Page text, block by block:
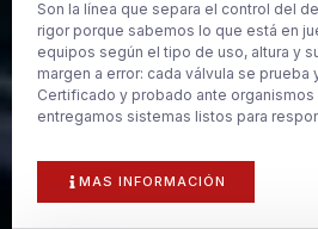
Son la línea que separa el control del
rigor porque sabemos lo que está en
equipos según el tipo de uso, altura y
margen a error: cada válvula se prueba
Certificado y probado ante organismos
entregamos sistemas listos para
MAS INFORMACIÓN